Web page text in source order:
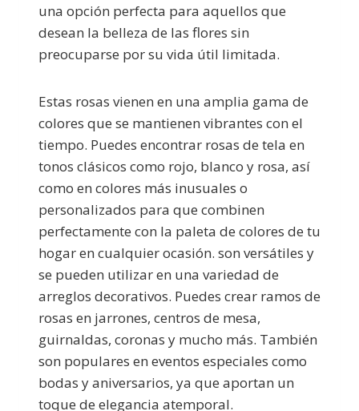
una opción perfecta para aquellos que
desean la belleza de las flores sin
preocuparse por su vida útil limitada.
Estas rosas vienen en una amplia gama de
colores que se mantienen vibrantes con el
tiempo. Puedes encontrar rosas de tela en
tonos clásicos como rojo, blanco y rosa, así
como en colores más inusuales o
personalizados para que combinen
perfectamente con la paleta de colores de tu
hogar en cualquier ocasión. son versátiles y
se pueden utilizar en una variedad de
arreglos decorativos. Puedes crear ramos de
rosas en jarrones, centros de mesa,
guirnaldas, coronas y mucho más. También
son populares en eventos especiales como
bodas y aniversarios, ya que aportan un
toque de elegancia atemporal.